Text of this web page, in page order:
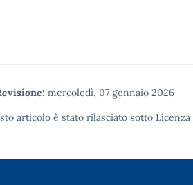
mercoledì, 07 gennaio 2026
articolo è stato rilasciato sotto